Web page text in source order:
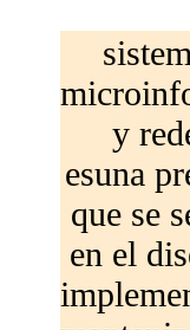
y
esuna
que se
en el